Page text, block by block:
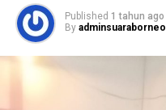
Published 1 tahun ago
By adminsuaraborneo